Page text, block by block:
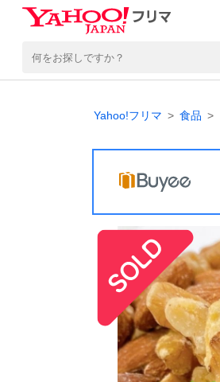
Yahoo!フリマ 食品